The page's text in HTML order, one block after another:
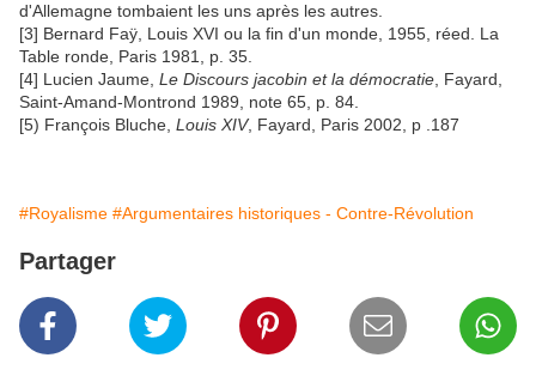
d'Allemagne tombaient les uns après les autres.
[3] Bernard Faÿ, Louis XVI ou la fin d'un monde, 1955, réed. La
Table ronde, Paris 1981, p. 35.
[4] Lucien Jaume, Le Discours jacobin et la démocratie , Fayard,
Saint-Amand-Montrond 1989, note 65, p. 84.
[5) François Bluche, Louis XIV, Fayard, Paris 2002, p .187
#Royalisme #Argumentaires historiques - Contre-Révolution
Partager